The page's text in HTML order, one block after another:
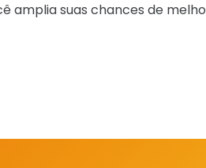
amplia suas chances de